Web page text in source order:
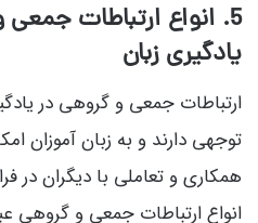
5. انواع ارتباطات
یادگیری زبان
ارتباطات جمعی و گروهی در
توجهی دارند و به زبان آموزان
همکاری و تعاملی با دیگران در
انواع ارتباطات جمعی و گروهی